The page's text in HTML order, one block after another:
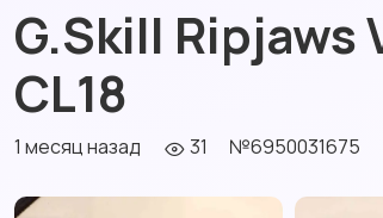
G.Skill Ripjaws
CL18
1 месяц назад 31 №6950031675